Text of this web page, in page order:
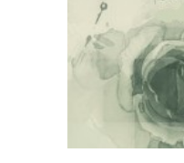
Truyện Convert
Truyện ngắn